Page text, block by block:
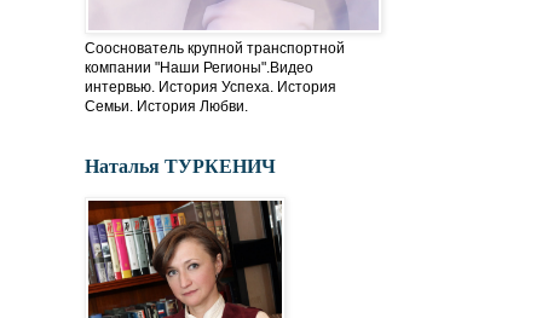
Сооснователь крупной транспортной
компании "Наши Регионы".Видео
интервью. История Успеха. История
Семьи. История Любви.
Наталья ТУРКЕНИЧ